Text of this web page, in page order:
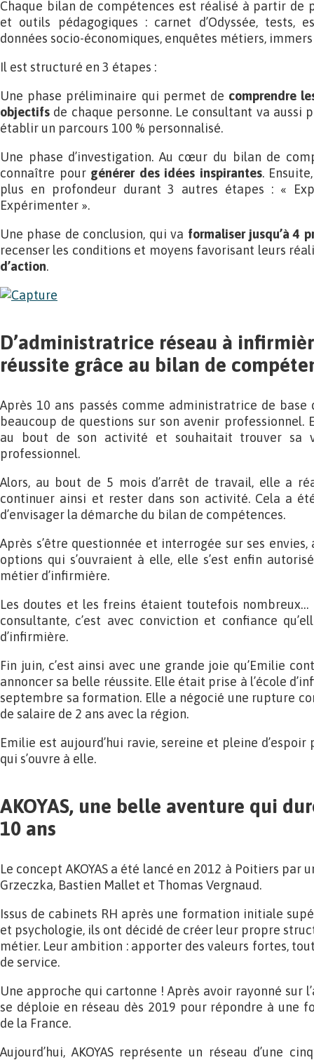
Chaque bilan de compétences est réalisé à partir de
et outils pédagogiques : carnet d’Odyssée, tests,
données socio-économiques, enquêtes métiers,
Il est structuré en 3 étapes :
Une phase préliminaire qui permet de comprendre
objectifs de chaque personne. Le consultant va aussi
établir un parcours 100 % personnalisé.
Une phase d’investigation. Au cœur du bilan de
connaître pour générer des idées inspirantes.
plus en profondeur durant 3 autres étapes : «
Expérimenter ».
Une phase de conclusion, qui va formaliser jusqu’à 4
recenser les conditions et moyens favorisant leurs
d’action.
D’administratrice réseau à
réussite grâce au bilan de
Après 10 ans passés comme administratrice de base
beaucoup de questions sur son avenir professionnel.
au bout de son activité et souhaitait trouver sa
professionnel.
Alors, au bout de 5 mois d’arrêt de travail, elle a
continuer ainsi et rester dans son activité. Cela a
d’envisager la démarche du bilan de compétences.
Après s’être questionnée et interrogée sur ses
options qui s’ouvraient à elle, elle s’est enfin
métier d’infirmière.
Les doutes et les freins étaient toutefois nombreux…
consultante, c’est avec conviction et confiance
d’infirmière.
Fin juin, c’est ainsi avec une grande joie qu’Emilie
annoncer sa belle réussite. Elle était prise à l’école
septembre sa formation. Elle a négocié une rupture
de salaire de 2 ans avec la région.
Emilie est aujourd’hui ravie, sereine et pleine
qui s’ouvre à elle.
AKOYAS, une belle aventure qui
10 ans
Le concept AKOYAS a été lancé en 2012 à Poitiers par
Grzeczka, Bastien Mallet et Thomas Vergnaud.
Issus de cabinets RH après une formation initiale
et psychologie, ils ont décidé de créer leur propre
métier. Leur ambition : apporter des valeurs fortes,
de service.
Une approche qui cartonne ! Après avoir rayonné sur
se déploie en réseau dès 2019 pour répondre à une
de la France.
Aujourd’hui, AKOYAS représente un réseau d’une